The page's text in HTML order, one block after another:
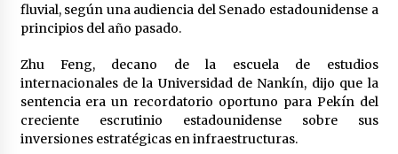
fluvial, según una audiencia del Senado estadounidense a
principios del año pasado.
Zhu Feng, decano de la escuela de estudios
internacionales de la Universidad de Nankín, dijo que la
sentencia era un recordatorio oportuno para Pekín del
creciente escrutinio estadounidense sobre sus
inversiones estratégicas en infraestructuras.